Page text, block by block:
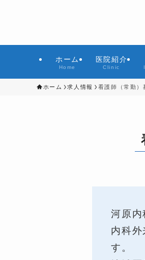
ホーム
Home
医院紹介
Clinic
ホーム 求人情報 看護師（常勤）
河原内
内科
す。